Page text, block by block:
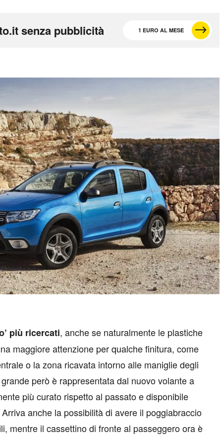
senza pubblicità 1 EURO AL MESE
più ricercati, anche se naturalmente le plastiche
maggiore attenzione per qualche finitura, come
o la zona ricavata intorno alle maniglie degli
però è rappresentata dal nuovo volante a
più curato rispetto al passato e disponibile
anche la possibilità di avere il poggiabraccio
mentre il cassettino di fronte al passeggero ora è